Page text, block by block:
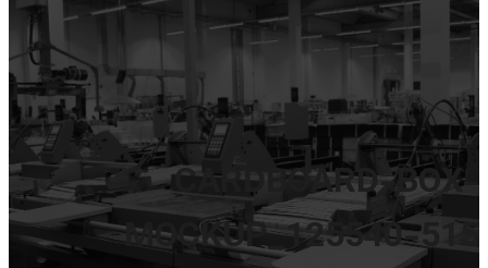
CARDBOARD-BOX-
MOCKUP_125540-515